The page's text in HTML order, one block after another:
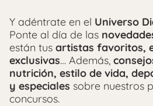
Y adéntrate en el Universo
Ponte al día de las
están tus artistas favoritos,
exclusivas… Además,
nutrición, estilo de vida,
y especiales sobre nuestros
concursos.